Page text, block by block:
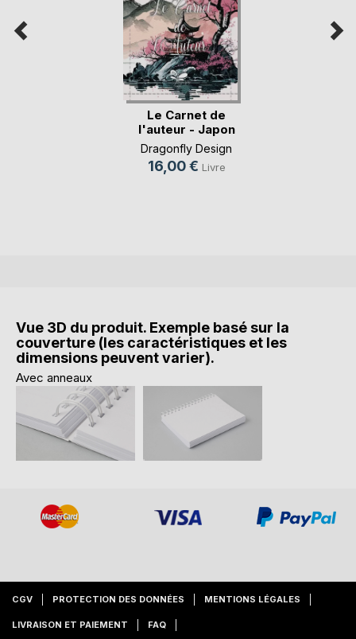
Le Carnet de
l'auteur - Japon
Dragonfly Design
16,00 € Livre
Vue 3D du produit. Exemple basé sur la
couverture (les caractéristiques et les
dimensions peuvent varier).
Avec anneaux
CGV PROTECTION DES DONNÉES MENTIONS LÉGALES
LIVRAISON ET PAIEMENT FAQ